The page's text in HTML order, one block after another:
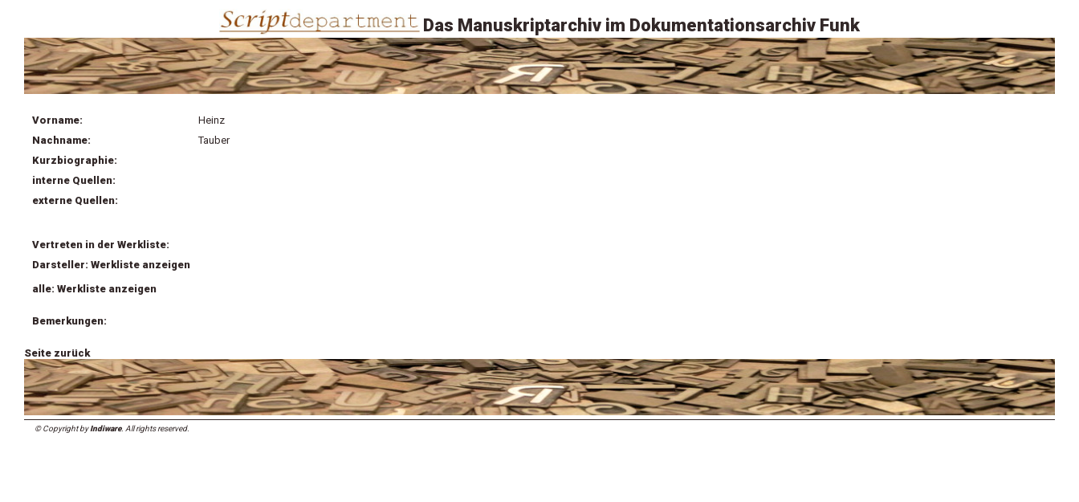
Das Manuskriptarchiv im Dokumentationsarchiv Funk
Vorname:
Heinz
Nachname:
Tauber
Kurzbiographie:
interne Quellen:
externe Quellen:
Vertreten in der Werkliste:
Darsteller: Werkliste anzeigen
alle: Werkliste anzeigen
Bemerkungen:
Seite zurück
© Copyright byIndiware. All rights reserved.